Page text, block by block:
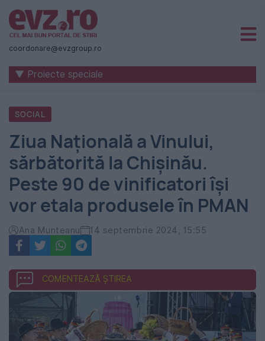
Știri
naționale
internaționale
România
-
Evenimentul
Zilei
coordonare@evzgroup.ro
▼ Proiecte speciale
SOCIAL
Ziua Națională a Vinului,
sărbătorită la Chișinău.
Peste 90 de vinificatori își
vor etala produsele în PMAN
Ana Munteanu 14 septembrie 2024, 15:55
COMENTEAZĂ ȘTIREA